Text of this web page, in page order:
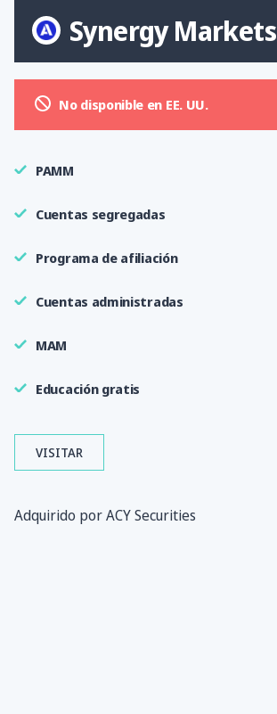
Synergy Markets
No disponible en EE. UU.
PAMM
Cuentas segregadas
Programa de afiliación
Cuentas administradas
MAM
Educación gratis
VISITAR
Adquirido por ACY Securities